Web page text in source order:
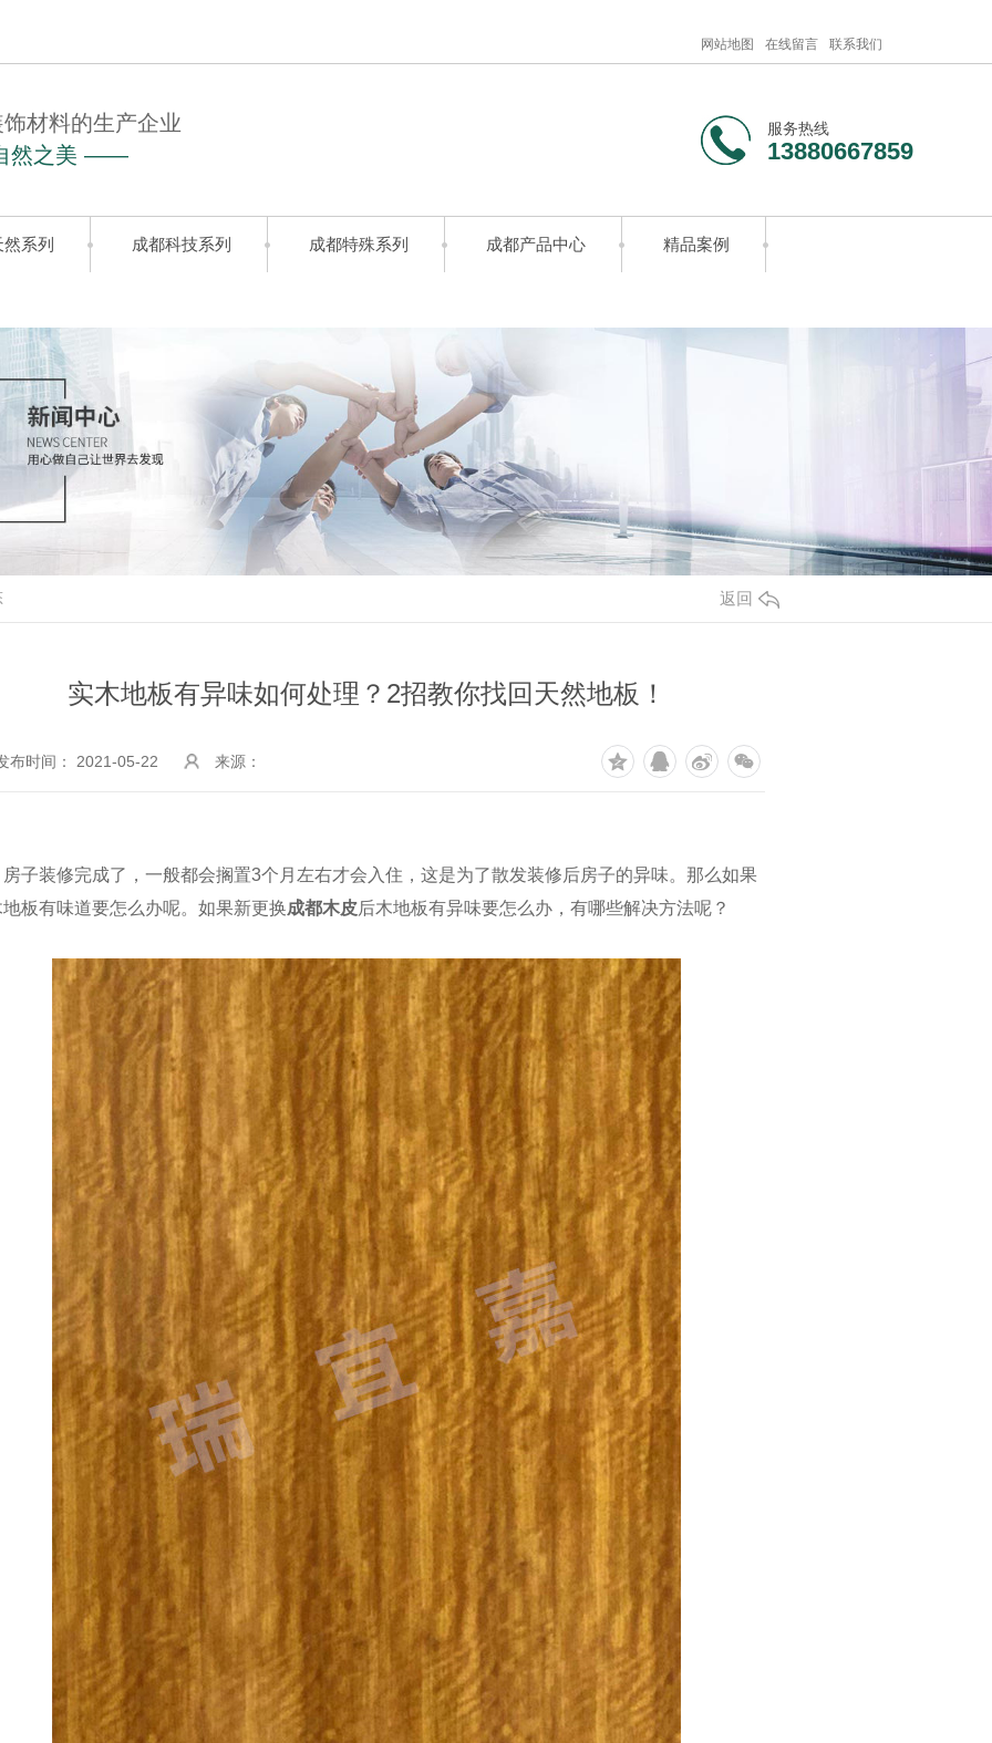
网站地图 在线留言 联系我们
材料的生产企业
然之美 ——
服务热线
13880667859
系列 成都科技系列 成都特殊系列 成都产品中心 精品案例
返回
紫檀5867DS 成都紫檀5844Q 成都紫檀5841DS
实木地板有异味如何处理？2招教你找回天然地板！
布时间： 2021-05-22 来源：
房子装修完成了，一般都会搁置3个月左右才会入住，这是为了散发装修后房子的异味。那么如果
板有味道要怎么办呢。如果新更换成都木皮后木地板有异味要怎么办，有哪些解决方法呢？